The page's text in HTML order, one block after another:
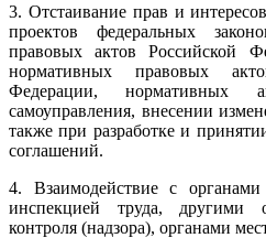
3. Отстаивание прав и
проектов федеральных
правовых актов Российской
нормативных правовых
Федерации, нормативных
самоуправления, внесении
также при разработке и
соглашений.
4. Взаимодействие с органами
инспекцией труда, другими
контроля (надзора), органами